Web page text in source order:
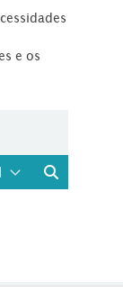
e os